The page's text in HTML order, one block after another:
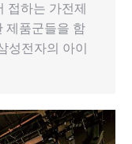
접하는 가전제
제품군들을 함
성전자의 아이